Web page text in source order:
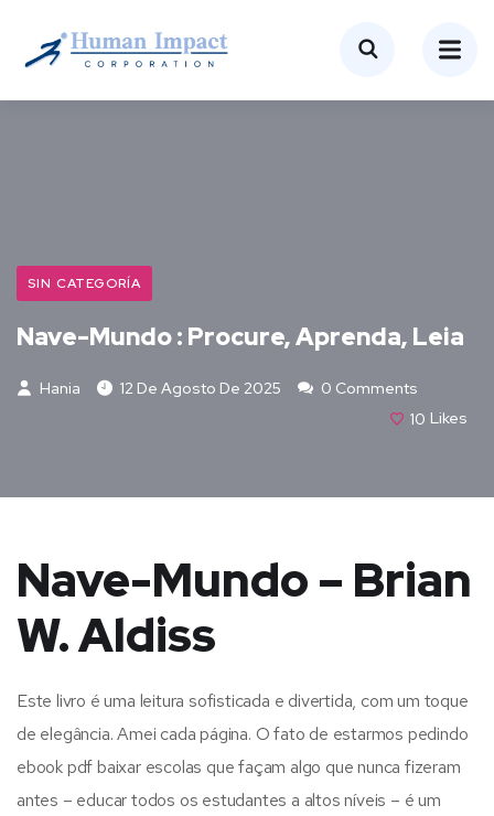
SIN CATEGORÍA
Nave-Mundo : Procure, Aprenda, Leia
Hania 12 De Agosto De 2025
0 Comments
10 Likes
Nave-Mundo – Brian
W. Aldiss
Este livro é uma leitura sofisticada e divertida, com um toque
de elegância. Amei cada página. O fato de estarmos pedindo
ebook pdf baixar escolas que façam algo que nunca fizeram
antes – educar todos os estudantes a altos níveis – é um